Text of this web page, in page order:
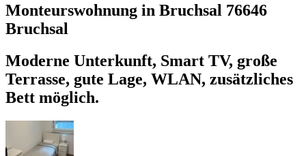
Monteurswohnung in Bruchsal 76646
Bruchsal
Moderne Unterkunft, Smart TV, große
Terrasse, gute Lage, WLAN, zusätzliches
Bett möglich.